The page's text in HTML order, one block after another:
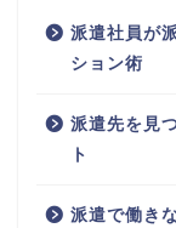
派遣社員が
ション術
派遣先を見
ト
派遣で働き